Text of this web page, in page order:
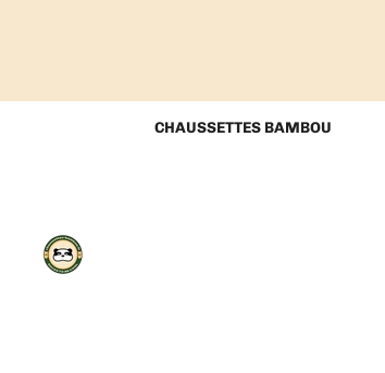
CHAUSSETTES BAMBOU